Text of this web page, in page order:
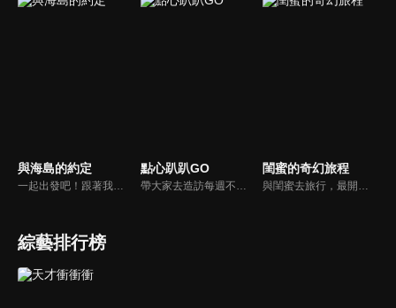
與海島的約定
一起出發吧！跟著我們一起體驗海島度假的迷人魅力！從金門開始以主題旅遊方式，跟隨主持人融入當地風土民情及內行人才知道的海島秘境，深度悠遊各個魅力島嶼，讓我們一起逃離城市生活，遠離塵世喧囂，來一趟海島旅程，體驗臨海觀景的視覺震撼，感受最原始的島嶼力量。
點心趴趴GO
帶大家去造訪每週不同主題的點心名店，節目中不只介紹人氣點心，結合周邊的吃喝玩樂，要帶給觀眾除了原本用點心做點心DIY手作樂趣之外，更要結合各商圈讓大家體驗食玩的樂趣
閨蜜的奇幻旅程
與閨蜜去旅行，最開心的就是不需要再顧及任何女生形象，可以盡情解放自己，一起完成瘋狂的事，節目主持人為演藝圈有十多年的情誼好友組合-小甜甜、王宇婕、王少偉和韋汝，帶領觀眾一起體驗閨蜜專屬浪漫行程，分享各自的時尚資訊，一起瘋一起笑，一同創造無價的回憶及故事！
綜藝排行榜